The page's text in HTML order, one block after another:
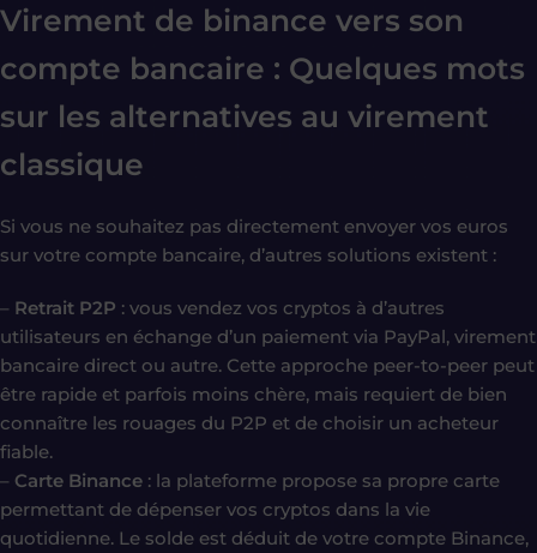
Virement de binance vers son
compte bancaire : Quelques mots
sur les alternatives au virement
classique
Si vous ne souhaitez pas directement envoyer vos euros
sur votre compte bancaire, d’autres solutions existent :
– Retrait P2P : vous vendez vos cryptos à d’autres
utilisateurs en échange d’un paiement via PayPal, virement
bancaire direct ou autre. Cette approche peer-to-peer peut
être rapide et parfois moins chère, mais requiert de bien
connaître les rouages du P2P et de choisir un acheteur
fiable.
– Carte Binance : la plateforme propose sa propre carte
permettant de dépenser vos cryptos dans la vie
quotidienne. Le solde est déduit de votre compte Binance,